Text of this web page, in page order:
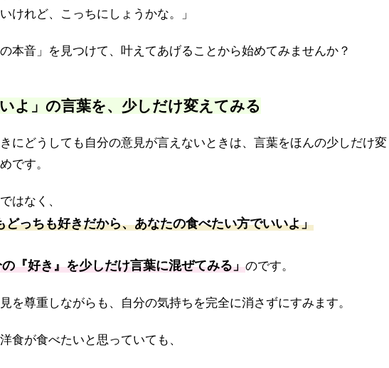
けれど、こっちにしょうかな。」
本音」を見つけて、叶えてあげることから始めてみませんか？
よ」の言葉を、少しだけ変えてみる
にどうしても自分の意見が言えないときは、言葉をほんの少しだけ変
です。
はなく、
どっちも好きだから、あなたの食べたい方でいいよ」
『好き』を少しだけ言葉に混ぜてみる」のです。
を尊重しながらも、自分の気持ちを完全に消さずにすみます。
食が食べたいと思っていても、